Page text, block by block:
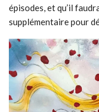
épisodes, et qu’il
supplémentaire pour